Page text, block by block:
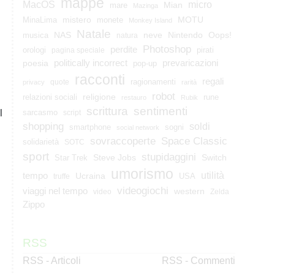
MacOS mare Mazinga Mian micro
MinaLima mistero monete Monkey Island MOTU
musica NAS Natale natura neve Nintendo Oops!
orologi pagina speciale perdite Photoshop pirati
poesia politically incorrect pop-up prevaricazioni
privacy quote racconti ragionamenti rarità regali
relazioni sociali religione restauro robot Rubik
rune
sarcasmo
script scrittura sentimenti
shopping smartphone social network sogni soldi
solidarietà SOTC sovraccoperte Space Classic
sport Star Trek Steve Jobs stupidaggini
Switch
tempo
truffe Ucraina umorismo USA
utilità
viaggi nel tempo
video videogiochi western Zelda
Zippo
RSS
RSS - Articoli RSS - Commenti